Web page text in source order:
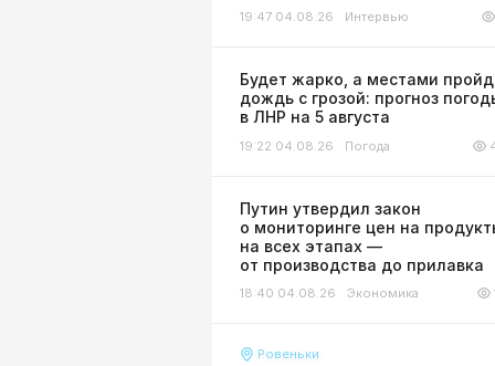
19:47 04.08.26 Интервью
Будет жарко, а местами
дождь с грозой: прогноз
в ЛНР на 5 августа
19:22 04.08.26 Погода
Путин утвердил закон
о мониторинге цен на
на всех этапах —
от производства до прилавка
18:40 04.08.26 Экономика
Ровеньки